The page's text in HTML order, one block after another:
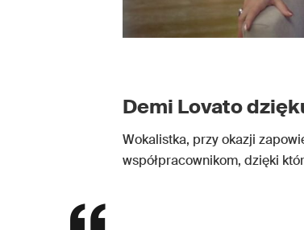
Demi Lovato
Wokalistka, przy okazji
współpracownikom, dzięki